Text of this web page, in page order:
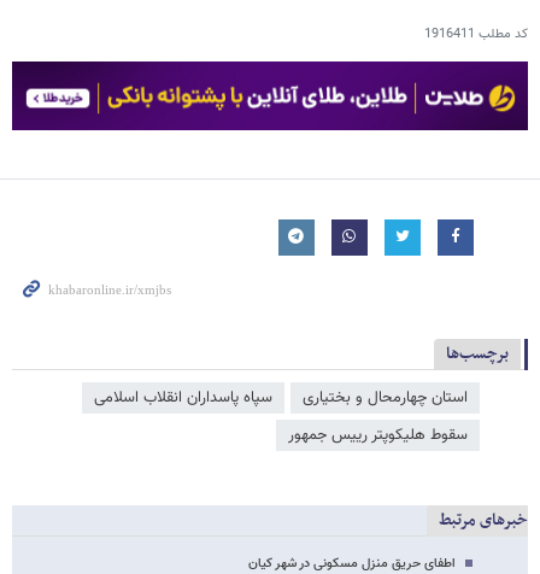
کد مطلب 1916411
برچسب‌ها
استان چهارمحال و بختیاری
سپاه پاسداران انقلاب اسلامی
سقوط هلیکوپتر رییس جمهور
خبرهای مرتبط
اطفای حریق منزل مسکونی در شهر کیان